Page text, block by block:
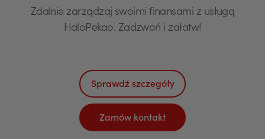
Zdalnie zarządzaj swoimi finansami z usługą
HaloPekao. Zadzwoń i załatw!
Sprawdź szczegóły
Zamów kontakt